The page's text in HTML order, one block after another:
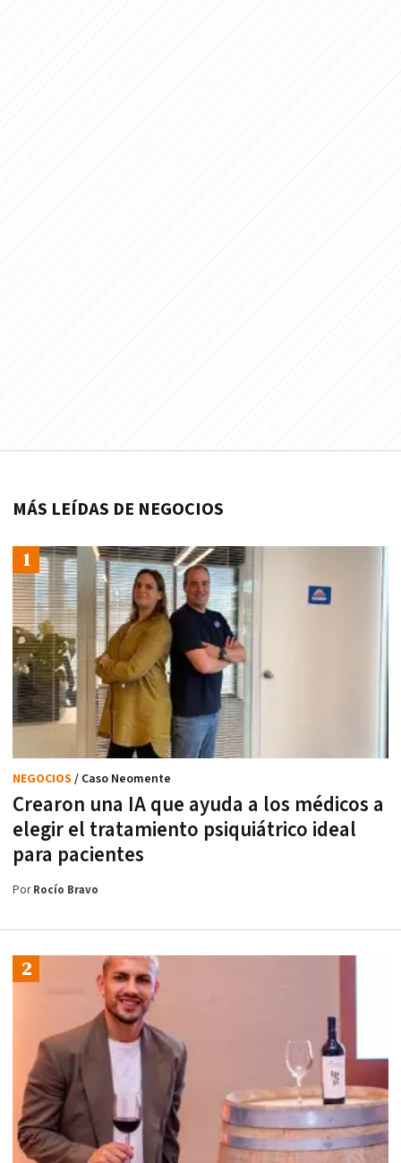
MÁS LEÍDAS DE NEGOCIOS
Crearon una IA que ayuda a los médicos a
elegir el tratamiento psiquiátrico ideal
para pacientes
NEGOCIOS / Caso Neomente
PorRocío Bravo